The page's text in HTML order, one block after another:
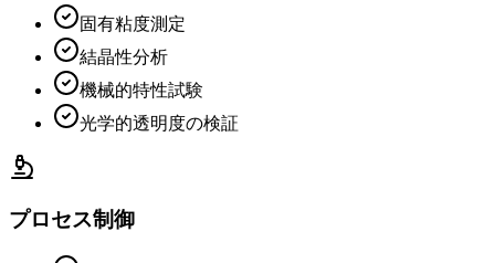
固有粘度測定
結晶性分析
機械的特性試験
光学的透明度の検証
プロセス制御